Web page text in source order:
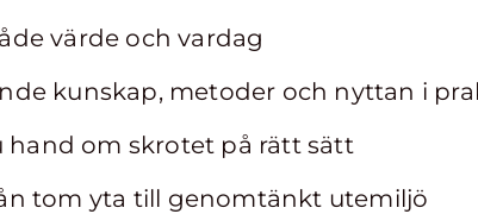
värde och vardag
kunskap, metoder och nyttan i
hand om skrotet på rätt sätt
tom yta till genomtänkt utemiljö